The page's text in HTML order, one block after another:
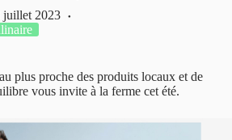
juillet 2023
plus proche des produits locaux et de
vous invite à la ferme cet été.